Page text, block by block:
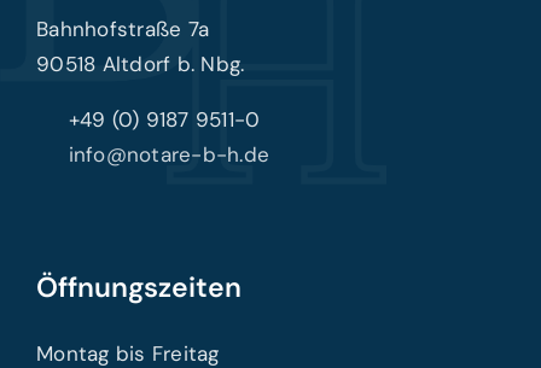
Bahnhofstraße 7a
90518 Altdorf b. Nbg.
+49 (0) 9187 9511-0
info@notare-b-h.de
Öffnungszeiten
Montag bis Freitag